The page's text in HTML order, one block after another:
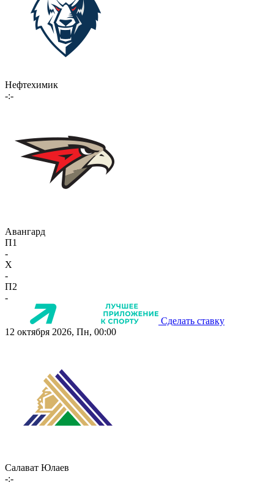
Нефтехимик
-:-
Авангард
П1
-
X
-
П2
-
Сделать ставку
12 октября 2026, Пн, 00:00
Салават Юлаев
-:-